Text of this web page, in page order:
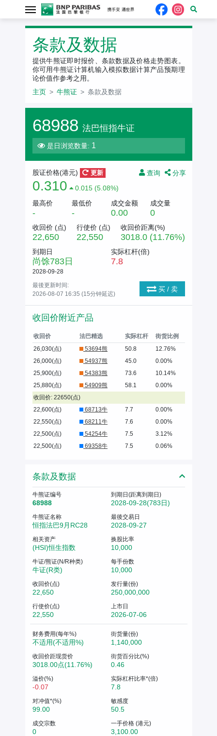
条款及数据
提供牛熊证即时报价、条款数据及价格走势图表。
你可用牛熊证计算机输入模拟数据计算产品预期理
论价值作参考之用。
主页
牛熊证 条款及数据
68988 法巴恒指牛证
是日浏览数量: 1
查询 分享
股证价格(港元) 更新
0.310
0.015 (5.08%)
最高价
-
最低价
-
成交金额
0.00
成交量
0
收回价 (点)
22,650
行使价 (点)
22,550
收回价距离(%)
3018.0 (11.76%)
到期日
尚馀783日
2028-09-28
实际杠杆(倍)
7.8
最後更新时间:
2026-08-07 16:35 (15分钟延迟)
买 / 卖
收回价附近产品
收回价 法巴精选 实际杠杆
街货比例
26,030(点)
53694熊 50.8
12.76%
26,000(点)
54937熊 45.0
0.00%
25,900(点)
54383熊 73.6
10.14%
25,880(点)
54909熊 58.1
0.00%
收回价: 22650(点)
22,600(点)
68713牛 7.7
0.00%
22,550(点)
68211牛 7.6
0.00%
22,500(点)
54254牛 7.5
3.12%
22,500(点)
69358牛 7.5 0.06%
条款及数据
牛熊证编号
68988
到期日(距离到期日)
2028-09-28(783日)
牛熊证名称
恒指法巴9月RC28
最後交易日
2028-09-27
相关资产
(HSI)恒生指数
换股比率
10,000
牛证/熊证(N/R种类)
牛证(R类)
每手份数
10,000
收回价(点)
22,650
发行量(份)
250,000,000
行使价(点)
22,550
上市日
2026-07-06
财务费用(每年%)
不适用(不适用%)
街货量(份)
1,140,000
收回价距现货价
3018.00点(11.76%)
街货百分比(%)
0.46
溢价(%)
-0.07
实际杠杆比率*(倍)
7.8
对冲值*(%)
99.00
敏感度
50.5
成交宗数
0
一手价格 (港元)
3,100.00